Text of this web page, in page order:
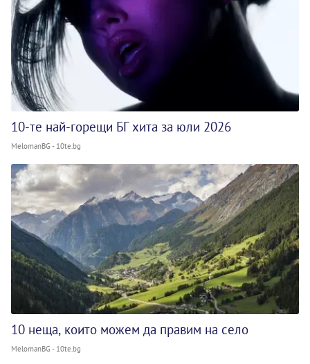
10-те най-горещи БГ хита за юли 2026
MelomanBG - 10te.bg
10 неща, които можем да правим на село
MelomanBG - 10te.bg